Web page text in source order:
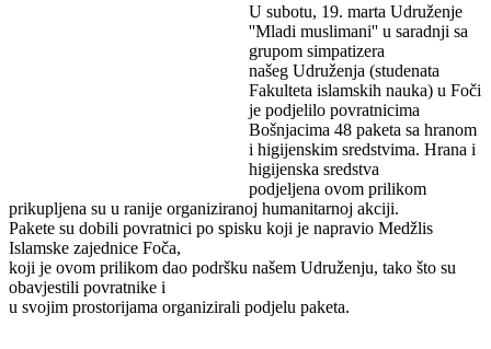
U subotu, 19. marta Udruženje
''Mladi muslimani'' u saradnji sa
grupom simpatizera
našeg Udruženja (studenata
Fakulteta islamskih nauka) u Foči
je podjelilo povratnicima
Bošnjacima 48 paketa sa hranom
i higijenskim sredstvima. Hrana i
higijenska sredstva
podjeljena ovom prilikom
prikupljena su u ranije organiziranoj humanitarnoj akciji.
Pakete su dobili povratnici po spisku koji je napravio Medžlis
Islamske zajednice Foča,
koji je ovom prilikom dao podršku našem Udruženju, tako što su
obavjestili povratnike i
u svojim prostorijama organizirali podjelu paketa.